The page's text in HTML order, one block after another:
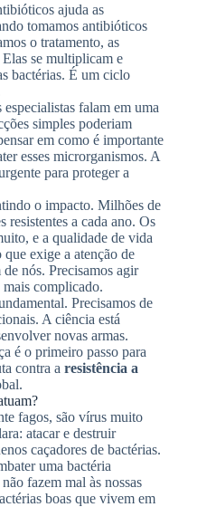
ajuda as
tomamos antibióticos
o tratamento, as
se multiplicam e
bactérias. É um ciclo
falam em uma
simples poderiam
em como é importante
esses microrganismos. A
para proteger a
o impacto. Milhões de
resistentes a cada ano. Os
e a qualidade de vida
exige a atenção de
nós. Precisamos agir
complicado.
Precisamos de
A ciência está
novas armas.
é o primeiro passo para
contra a resistência a
fagos, são vírus muito
atacar e destruir
caçadores de bactérias.
uma bactéria
fazem mal às nossas
boas que vivem em